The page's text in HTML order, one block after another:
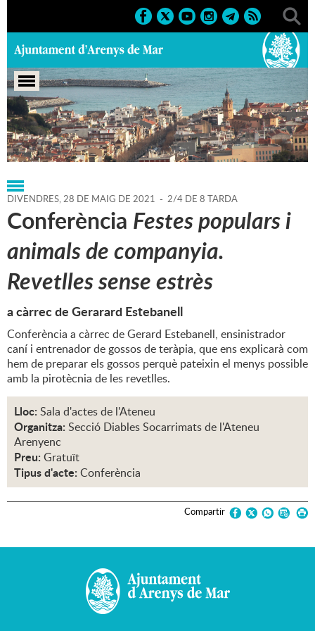
Portada > Regidories > Cultura > Agenda > 28-05-2021
DIVENDRES,28 DE MAIG DE 2021 - 2/4 DE 8 TARDA
Conferència Festes populars i
animals de companyia.
Revetlles sense estrès
a càrrec de Gerarard Estebanell
Conferència a càrrec de Gerard Estebanell, ensinistrador
caní i entrenador de gossos de teràpia, que ens explicarà com
hem de preparar els gossos perquè pateixin el menys possible
amb la pirotècnia de les revetlles.
Lloc: Sala d'actes de l'Ateneu
Organitza: Secció Diables Socarrimats de l'Ateneu
Arenyenc
Preu: Gratuït
Tipus d'acte: Conferència
Compartir